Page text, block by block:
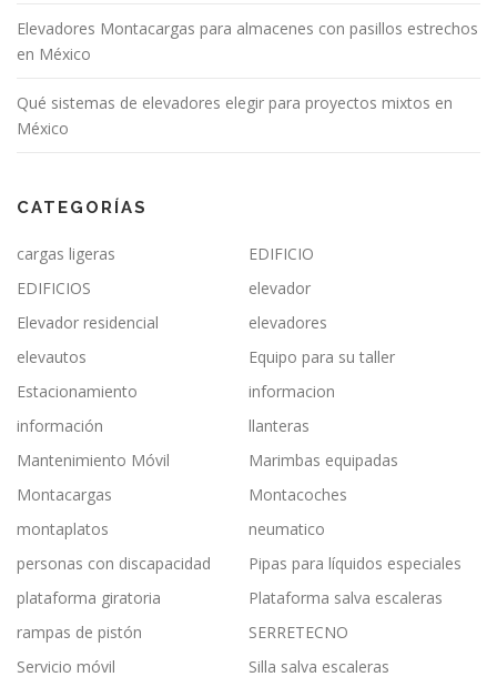
Elevadores Montacargas para almacenes con pasillos estrechos
en México
Qué sistemas de elevadores elegir para proyectos mixtos en
México
CATEGORÍAS
cargas ligeras
EDIFICIO
EDIFICIOS
elevador
Elevador residencial
elevadores
elevautos
Equipo para su taller
Estacionamiento
informacion
información
llanteras
Mantenimiento Móvil
Marimbas equipadas
Montacargas
Montacoches
montaplatos
neumatico
personas con discapacidad
Pipas para líquidos especiales
plataforma giratoria
Plataforma salva escaleras
rampas de pistón
SERRETECNO
Servicio móvil
Silla salva escaleras